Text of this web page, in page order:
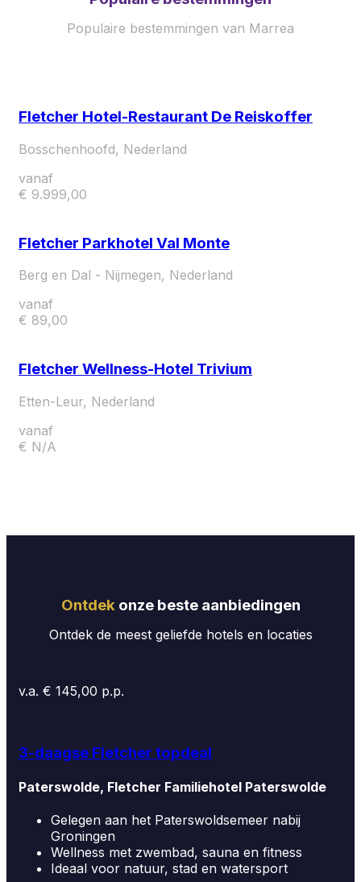
Populaire bestemmingen van Marrea
Fletcher Hotel-Restaurant De Reiskoffer
Bosschenhoofd, Nederland
vanaf
€ 9.999,00
Fletcher Parkhotel Val Monte
Berg en Dal - Nijmegen, Nederland
vanaf
€ 89,00
Fletcher Wellness-Hotel Trivium
Etten-Leur, Nederland
vanaf
€ N/A
Ontdek onze beste aanbiedingen
Ontdek de meest geliefde hotels en locaties
v.a. € 145,00 p.p.
3-daagse Fletcher topdeal
Paterswolde, Fletcher Familiehotel Paterswolde
Gelegen aan het Paterswoldsemeer nabij
Groningen
Wellness met zwembad, sauna en fitness
Ideaal voor natuur, stad en watersport